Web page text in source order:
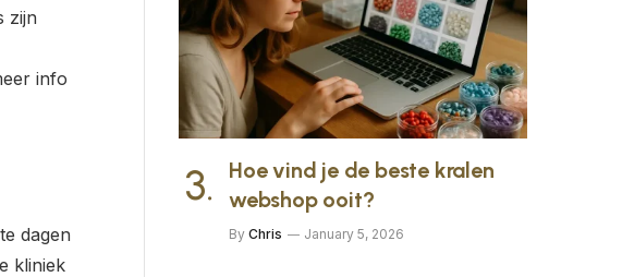
zijn
info
dagen
kliniek
Hoe vind je de beste kralen
webshop ooit?
By Chris January 5, 2026